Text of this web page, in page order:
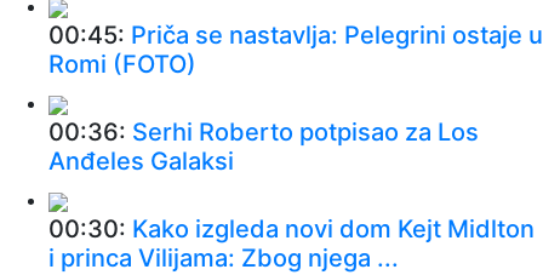
00:45: Priča se nastavlja: Pelegrini ostaje u
Romi (FOTO)
00:36: Serhi Roberto potpisao za Los
Anđeles Galaksi
00:30: Kako izgleda novi dom Kejt Midlton
i princa Vilijama: Zbog njega ...